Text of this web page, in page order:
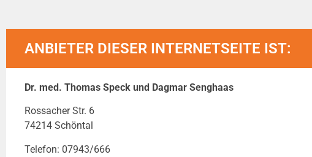
ANBIETER DIESER INTERNETSEITE IST:
Dr. med. Thomas Speck und Dagmar Senghaas
Rossacher Str. 6
74214 Schöntal
Telefon: 07943/666